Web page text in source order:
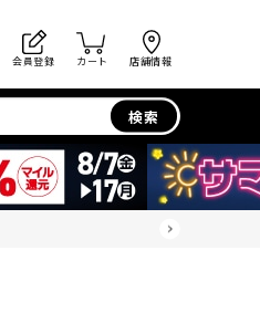
会員登録 カート 店舗情報
検索